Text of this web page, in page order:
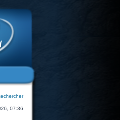
07:36